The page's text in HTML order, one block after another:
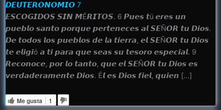
𝘿𝙀𝙐𝙏𝙀𝙍𝙊𝙉𝙊𝙈𝙄𝙊 7
𝙀𝙎𝘾𝙊𝙂𝙄𝘿𝙊𝙎 𝙎𝙄𝙉 𝙈É𝙍𝙄𝙏𝙊𝙎. 6 𝙋𝙪𝙚𝙨 𝙩ú 𝙚𝙧𝙚𝙨 𝙪𝙣
𝙥𝙪𝙚𝙗𝙡𝙤 𝙨𝙖𝙣𝙩𝙤 𝙥𝙤𝙧𝙦𝙪𝙚 𝙥𝙚𝙧𝙩𝙚𝙣𝙚𝙘𝙚𝙨 𝙖𝙡 𝙎𝙀Ñ𝙊𝙍 𝙩𝙪 𝘿𝙞𝙤𝙨.
𝘿𝙚 𝙩𝙤𝙙𝙤𝙨 𝙡𝙤𝙨 𝙥𝙪𝙚𝙗𝙡𝙤𝙨 𝙙𝙚 𝙡𝙖 𝙩𝙞𝙚𝙧𝙧𝙖, 𝙚𝙡 𝙎𝙀Ñ𝙊𝙍 𝙩𝙪 𝘿𝙞𝙤𝙨
𝙩𝙚 𝙚𝙡𝙞𝙜𝙞ó 𝙖 𝙩𝙞 𝙥𝙖𝙧𝙖 𝙦𝙪𝙚 𝙨𝙚𝙖𝙨 𝙨𝙪 𝙩𝙚𝙨𝙤𝙧𝙤 𝙚𝙨𝙥𝙚𝙘𝙞𝙖𝙡. 9
𝙍𝙚𝙘𝙤𝙣𝙤𝙘𝙚, 𝙥𝙤𝙧 𝙡𝙤 𝙩𝙖𝙣𝙩𝙤, 𝙦𝙪𝙚 𝙚𝙡 𝙎𝙀Ñ𝙊𝙍 𝙩𝙪 𝘿𝙞𝙤𝙨 𝙚𝙨
𝙫𝙚𝙧𝙙𝙖𝙙𝙚𝙧𝙖𝙢𝙚𝙣𝙩𝙚 𝘿𝙞𝙤𝙨. É𝙡 𝙚𝙨 𝘿𝙞𝙤𝙨 𝙛𝙞𝙚𝙡, 𝙦𝙪𝙞𝙚𝙣 […]
Me gusta 1